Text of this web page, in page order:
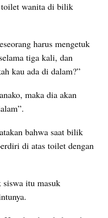
toilet wanita di bilik
harus mengetuk
tiga kali, dan
kau ada di dalam?”
maka dia akan
bahwa saat bilik
di atas toilet dengan
itu masuk